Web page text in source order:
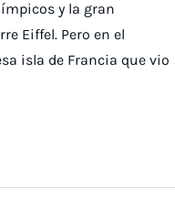
y la gran
Eiffel. Pero en el
isla de Francia que vio